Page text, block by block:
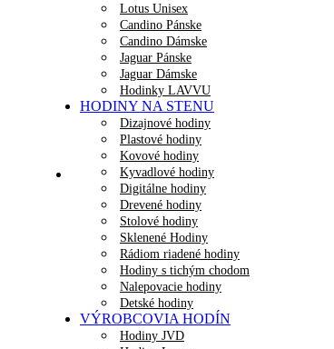
Lotus Unisex
Candino Pánske
Candino Dámske
Jaguar Pánske
Jaguar Dámske
Hodinky LAVVU
HODINY NA STENU
Dizajnové hodiny
Plastové hodiny
Kovové hodiny
Kyvadlové hodiny
Digitálne hodiny
Drevené hodiny
Stolové hodiny
Sklenené Hodiny
Rádiom riadené hodiny
Hodiny s tichým chodom
Nalepovacie hodiny
Detské hodiny
VÝROBCOVIA HODÍN
Hodiny JVD